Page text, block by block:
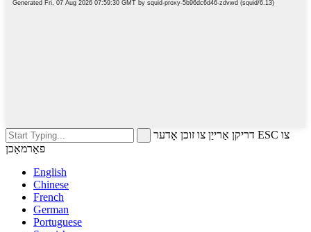
דריקן אַרייַן צו זוכן אָדער ESC צו
פאַרמאַכן
English
Chinese
French
German
Portuguese